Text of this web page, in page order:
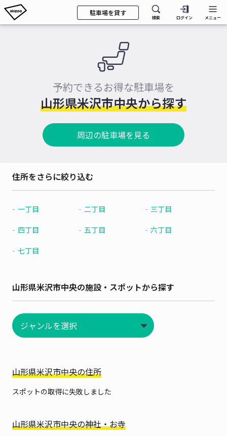
駐車場を貸す
検索 ログイン メニュー
予約できるお得な駐車場を
山形県米沢市中央から探す
周辺の駐車場を見る
住所をさらに絞り込む
一丁目 二丁目 三丁目
四丁目 五丁目 六丁目
七丁目
山形県米沢市中央の施設・スポットから探す
山形県米沢市中央の住所
スポットの取得に失敗しました
山形県米沢市中央の神社・お寺